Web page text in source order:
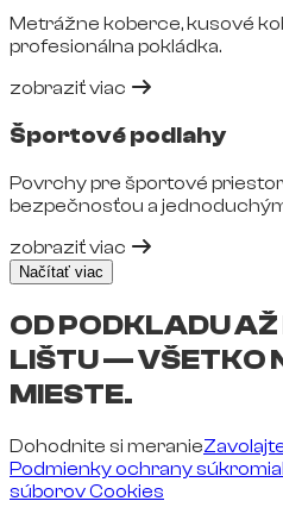
Metrážne koberce, kusové
profesionálna pokládka.
zobraziť viac
Športové podlahy
Povrchy pre športové
bezpečnosťou a
zobraziť viac
Načítať viac
OD PODKLADU
LIŠTU — VŠETKO
MIESTE.
Dohodnite si meranie
Podmienky ochrany súkromia
súborov Cookies